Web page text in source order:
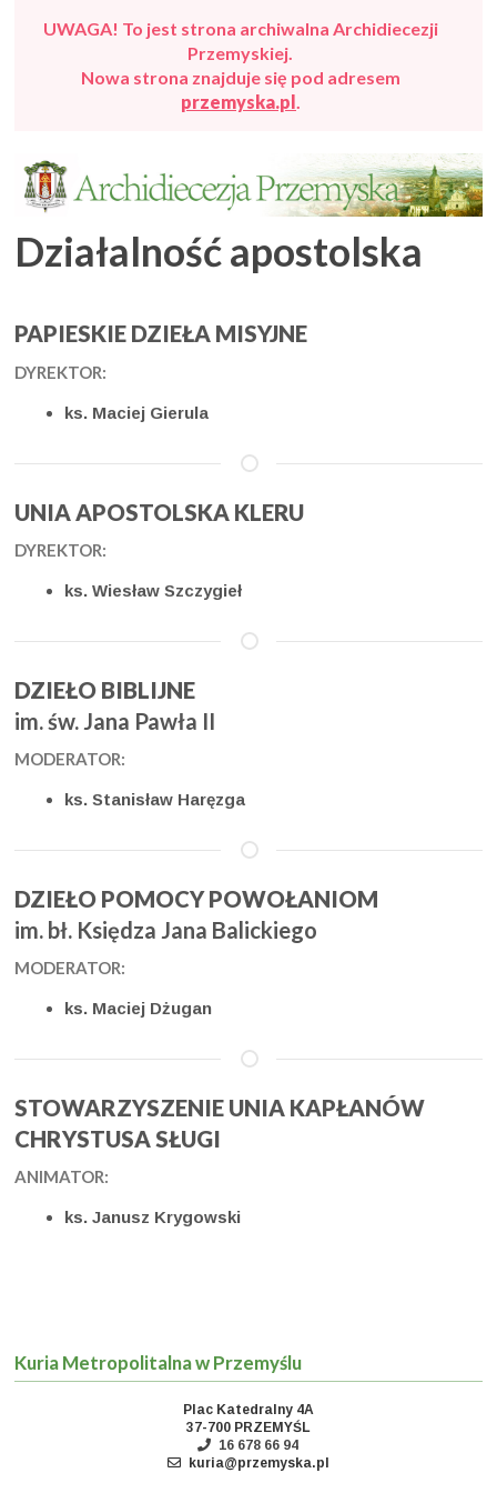
UWAGA! To jest strona archiwalna Archidiecezji
Przemyskiej.
Nowa strona znajduje się pod adresem
przemyska.pl.
Działalność apostolska
PAPIESKIE DZIEŁA MISYJNE
DYREKTOR:
ks. Maciej Gierula
UNIA APOSTOLSKA KLERU
DYREKTOR:
ks. Wiesław Szczygieł
DZIEŁO BIBLIJNE
im. św. Jana Pawła II
MODERATOR:
ks. Stanisław Haręzga
DZIEŁO POMOCY POWOŁANIOM
im. bł. Księdza Jana Balickiego
MODERATOR:
ks. Maciej Dżugan
STOWARZYSZENIE UNIA KAPŁANÓW
CHRYSTUSA SŁUGI
ANIMATOR:
ks. Janusz Krygowski
Kuria Metropolitalna w Przemyślu
Plac Katedralny 4A
37-700 PRZEMYŚL
16 678 66 94
kuria@przemyska.pl